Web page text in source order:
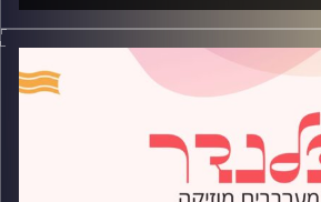
איתה את הבוקר בהגשת עמית פרידמן